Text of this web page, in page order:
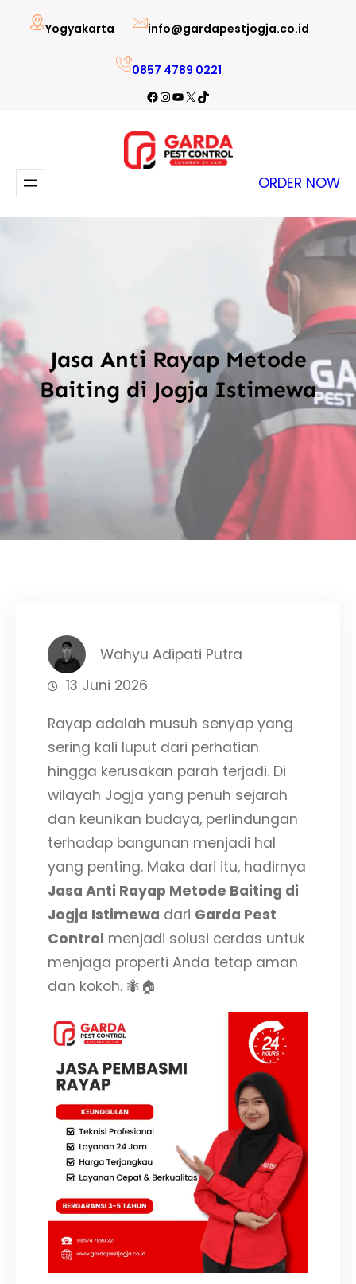
Lewati
Yogyakarta info@gardapestjogja.co.id
0857 4789 0221
Facebook
Instagram
YouTube
X TikTok
ORDER NOW
Jasa Anti Rayap Metode
Baiting di Jogja Istimewa
Wahyu Adipati Putra
13 Juni 2026
Rayap adalah musuh senyap yang
sering kali luput dari perhatian
hingga kerusakan parah terjadi. Di
wilayah Jogja yang penuh sejarah
dan keunikan budaya, perlindungan
terhadap bangunan menjadi hal
yang penting. Maka dari itu, hadirnya
Jasa Anti Rayap Metode Baiting di
Jogja Istimewa dari Garda Pest
Control menjadi solusi cerdas untuk
menjaga properti Anda tetap aman
dan kokoh. 🐜🏠